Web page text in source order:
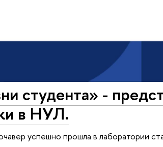
студента» -
в НУЛ.
успешно прошла в лаборатории